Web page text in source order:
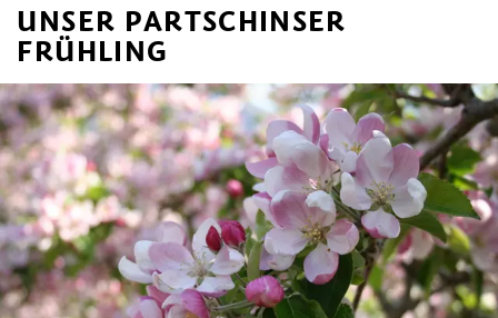
UNSER PARTSCHINSER
FRÜHLING